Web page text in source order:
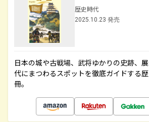
歴史時代
2025.10.23 発売
日本の城や古戦場、武将ゆかりの史跡、
代にまつわるスポットを徹底ガイドする
冊。